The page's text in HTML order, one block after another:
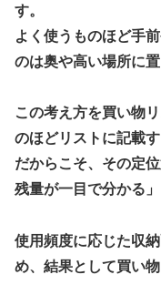
す。
よく使うものほど手
のは奥や高い場所に置
この考え方を買い物
のほどリストに記載
だからこそ、その定
残量が一目で分かる
使用頻度に応じた収
め、結果として買い